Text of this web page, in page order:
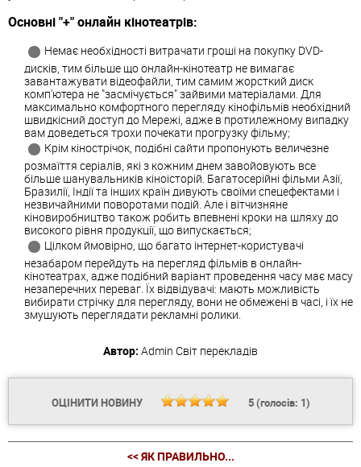
Основні "+" онлайн кінотеатрів:
Немає необхідності витрачати гроші на покупку DVD-
дисків, тим більше що онлайн-кінотеатр не вимагає
завантажувати відеофайли, тим самим жорсткий диск
комп'ютера не "засмічується" зайвими матеріалами. Для
максимально комфортного перегляду кінофільмів необхідний
швидкісний доступ до Мережі, адже в протилежному випадку
вам доведеться трохи почекати прогрузку фільму;
Крім кінострічок, подібні сайти пропонують величезне
розмаїття серіалів, які з кожним днем завойовують все
більше шанувальників кіноісторій. Багатосерійні фільми Азії,
Бразилії, Індії та інших країн дивують своїми спецефектами і
незвичайними поворотами подій. Але і вітчизняне
кіновиробництво також робить впевнені кроки на шляху до
високого рівня продукції, що випускається;
Цілком ймовірно, що багато інтернет-користувачі
незабаром перейдуть на перегляд фільмів в онлайн-
кінотеатрах, адже подібний варіант проведення часу має масу
незаперечних переваг. Їх відвідувачі: мають можливість
вибирати стрічку для перегляду, вони не обмежені в часі, і їх не
змушують переглядати рекламні ролики.
Автор: Admin Світ перекладів
ОЦІНИТИ НОВИНУ 5(голосів: 1)
<< ЯК ПРАВИЛЬНО...